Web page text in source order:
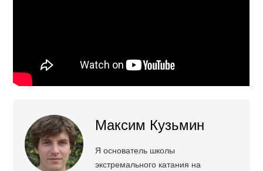
Максим Кузьмин
Я основатель школы
экстремального катания на